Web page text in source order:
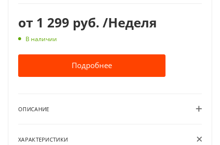
от 1 299 руб. /Неделя
В наличии
Подробнее
ОПИСАНИЕ
ХАРАКТЕРИСТИКИ